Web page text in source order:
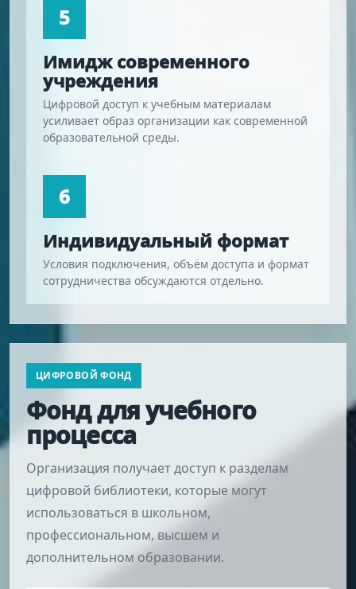
5
Имидж современного
учреждения
Цифровой доступ к учебным материалам
усиливает образ организации как современной
образовательной среды.
6
Индивидуальный формат
Условия подключения, объём доступа и формат
сотрудничества обсуждаются отдельно.
ЦИФРОВОЙ ФОНД
Фонд для учебного
процесса
Организация получает доступ к разделам
цифровой библиотеки, которые могут
использоваться в школьном,
профессиональном, высшем и
дополнительном образовании.